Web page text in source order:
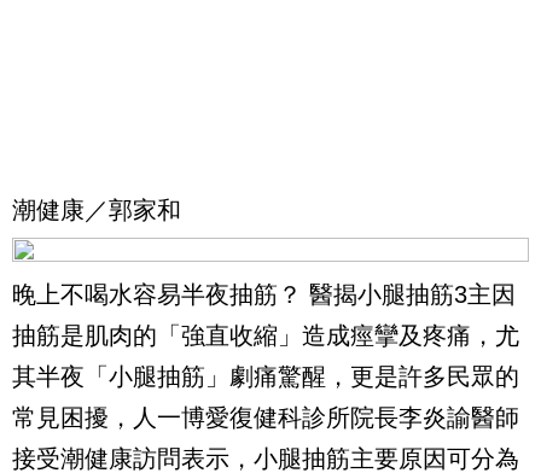
潮健康／郭家和
晚上不喝水容易半夜抽筋？ 醫揭小腿抽筋3主因
抽筋是肌肉的「強直收縮」造成痙攣及疼痛，尤
其半夜「小腿抽筋」劇痛驚醒，更是許多民眾的
常見困擾，人一博愛復健科診所院長李炎諭醫師
接受潮健康訪問表示，小腿抽筋主要原因可分為